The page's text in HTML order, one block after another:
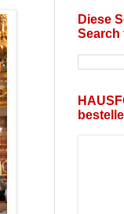
Diese
Search